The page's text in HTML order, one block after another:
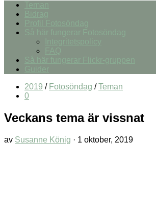
Teman
Bidrag
Profil Fotosöndag
Så här fungerar Fotosöndag
Integritetspolicy
FAQ
Så här fungerar Flickr-gruppen
Guider
2019 / Fotosöndag / Teman
0
Veckans tema är vissnat
av Susanne König · 1 oktober, 2019